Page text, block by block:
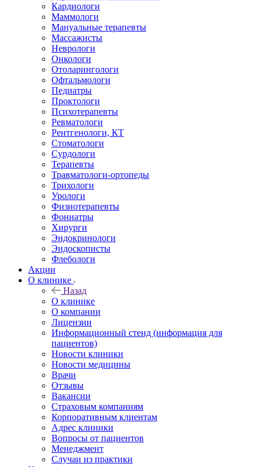
Кардиологи
Маммологи
Мануальные терапевты
Массажисты
Неврологи
Онкологи
Отоларингологи
Офтальмологи
Педиатры
Проктологи
Психотерапевты
Ревматологи
Рентгенологи, КТ
Стоматологи
Сурдологи
Терапевты
Травматологи-ортопеды
Трихологи
Урологи
Физиотерапевты
Фониатры
Хирурги
Эндокринологи
Эндоскописты
Флебологи
Акции
О клинике
Назад
О клинике
О компании
Лицензии
Информационный стенд (информация для
пациентов)
Новости клиники
Новости медицины
Врачи
Отзывы
Вакансии
Страховым компаниям
Корпоративным клиентам
Адрес клиники
Вопросы от пациентов
Менеджмент
Случаи из практики